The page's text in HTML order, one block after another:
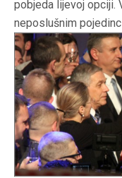
pobjeda lijevoj opciji.
neposlušnim